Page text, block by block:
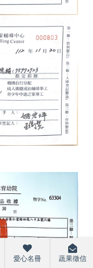
愛心名冊 蔬果徵信